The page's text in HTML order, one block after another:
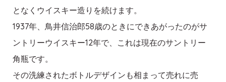
となくウイスキー造りを続けます。
1937年、鳥井信治郎58歳のときにできあがったのがサ
ントリーウイスキー12年で、これは現在のサントリー
角瓶です。
その洗練されたボトルデザインも相まって売れに売